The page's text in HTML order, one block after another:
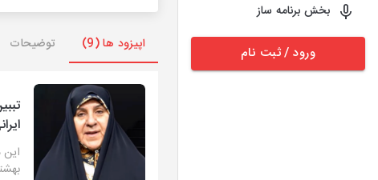
بخش برنامه ساز
ورود / ثبت نام اپیزود ها (9) توضیحات